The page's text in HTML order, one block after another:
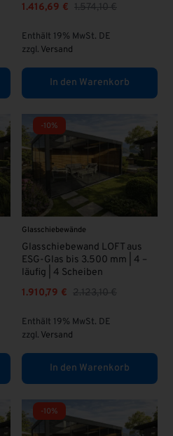
1.574,10€
1.416,69 €
Enthält 19% MwSt. DE
zzgl. Versand
In den Warenkorb
-10%
Glasschiebewände
Glasschiebewand LOFT aus
ESG-Glas bis 3.500 mm | 4 –
läufig | 4 Scheiben
2.123,10€
1.910,79 €
Enthält 19% MwSt. DE
zzgl. Versand
In den Warenkorb
-10%